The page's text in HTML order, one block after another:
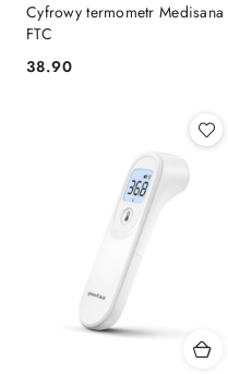
Cyfrowy termometr Medisana
FTC
Cena:
38.90